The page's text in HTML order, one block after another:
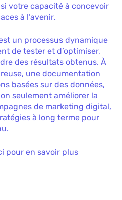
votre capacité à concevoir
à l’avenir.
un processus dynamique
de tester et d’optimiser,
des résultats obtenus. À
une documentation
basées sur des données,
seulement améliorer la
de marketing digital,
à long terme pour
pour en savoir plus